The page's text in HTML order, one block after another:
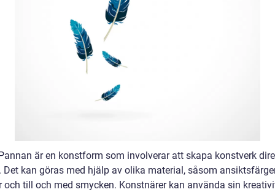
är en konstform som involverar att skapa konstverk
Det kan göras med hjälp av olika material, såsom
och till och med smycken. Konstnärer kan använda sin